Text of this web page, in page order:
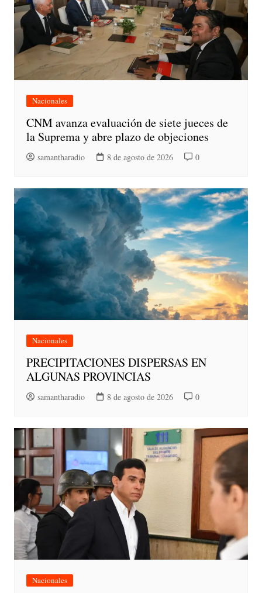
Nacionales
CNM avanza evaluación de siete jueces de
la Suprema y abre plazo de objeciones
samantharadio 8 de agosto de 2026 0
Nacionales
PRECIPITACIONES DISPERSAS EN
ALGUNAS PROVINCIAS
samantharadio 8 de agosto de 2026 0
Nacionales